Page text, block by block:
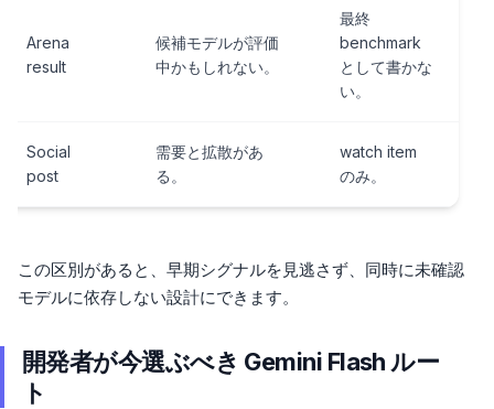
Arena
result
候補モデルが評価
中かもしれない。
最終
benchmark
として書かな
い。
Social
post
需要と拡散があ
る。
watch item
のみ。
この区別があると、早期シグナルを見逃さず、同時に未確認
モデルに依存しない設計にできます。
開発者が今選ぶべき Gemini Flash ルー
ト